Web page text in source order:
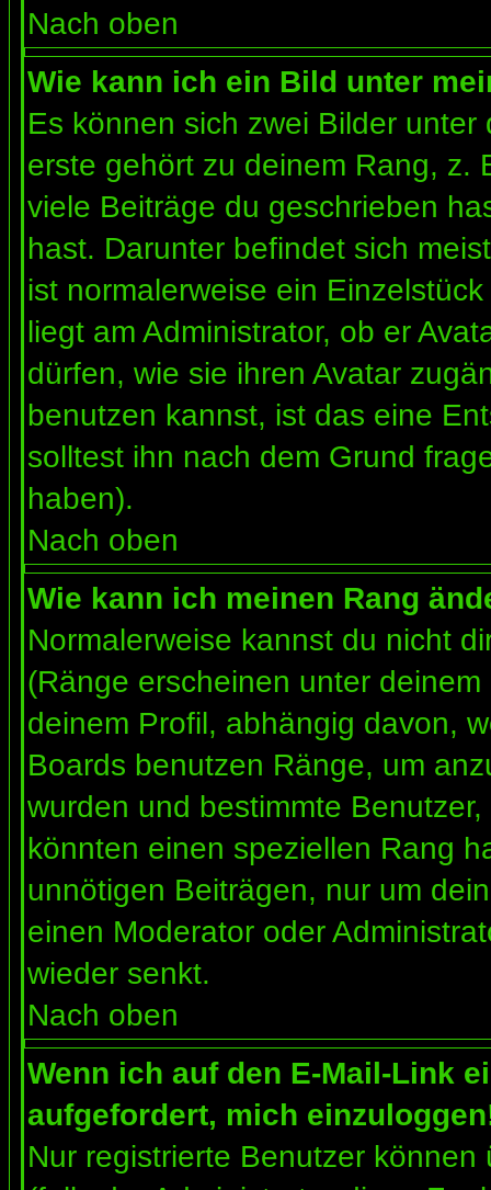
Nach oben
Wie kann ich ein Bild unter
Es können sich zwei Bilder
erste gehört zu deinem Rang, z.
viele Beiträge du geschrieben
hast. Darunter befindet sich
ist normalerweise ein
liegt am Administrator, ob er
dürfen, wie sie ihren Avatar
benutzen kannst, ist das eine
solltest ihn nach dem Grund
haben).
Nach oben
Wie kann ich meinen Rang
Normalerweise kannst du nicht
(Ränge erscheinen unter
deinem Profil, abhängig davon,
Boards benutzen Ränge, um
wurden und bestimmte
könnten einen speziellen Rang
unnötigen Beiträgen, nur um
einen Moderator oder
wieder senkt.
Nach oben
Wenn ich auf den E-Mail-Link
aufgefordert, mich
Nur registrierte Benutzer